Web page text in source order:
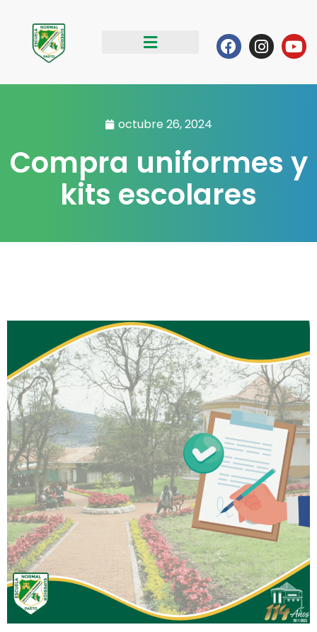
contenido
Facebook
octubre 26, 2024
Compra uniformes y
kits escolares